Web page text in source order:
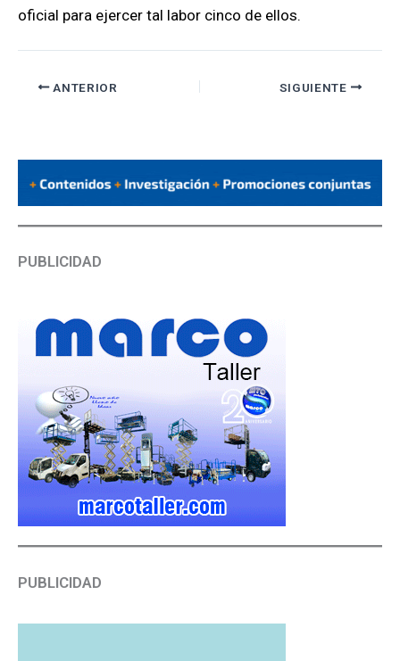
oficial para ejercer tal labor cinco de ellos.
ANTERIOR SIGUIENTE
PUBLICIDAD
PUBLICIDAD